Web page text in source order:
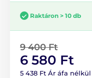
Raktáron > 10 db
9 400 Ft
6 580 Ft
5 438 Ft Ár áfa nélkül